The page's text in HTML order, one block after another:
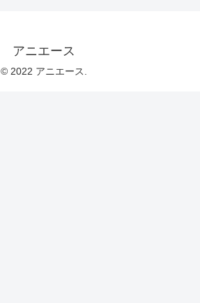
アニエース
© 2022 アニエース.